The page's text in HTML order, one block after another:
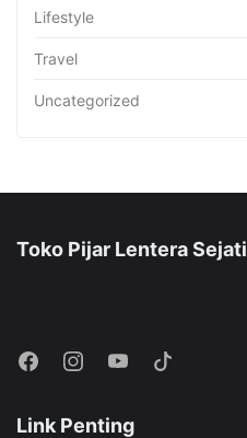
Lifestyle
Travel
Uncategorized
Toko Pijar Lentera Sejati
Link Penting